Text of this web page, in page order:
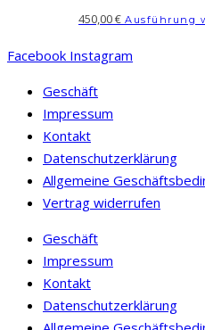
450,00€ Ausführung
Facebook Instagram
Geschäft
Impressum
Kontakt
Datenschutzerklärung
Allgemeine
Vertrag widerrufen
Geschäft
Impressum
Kontakt
Datenschutzerklärung